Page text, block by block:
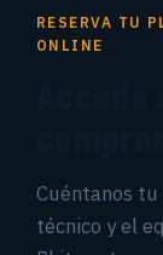
RESERVA TU
ONLINE
Cuéntanos
técnico y el